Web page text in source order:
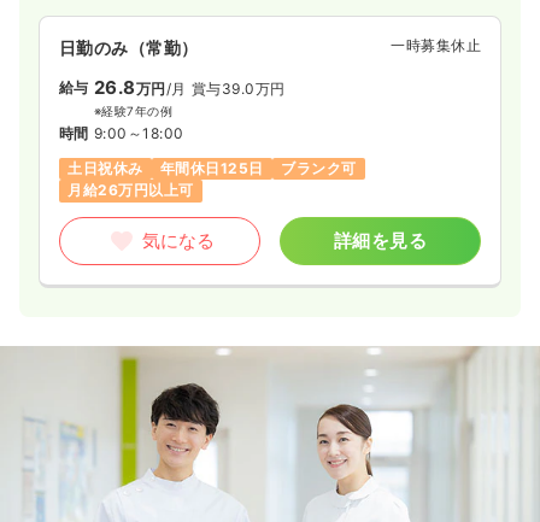
日勤のみ（常勤） 一時募集休止
給与 26.8万円 /月 賞与39.0万円
※経験7年の例
時間 9:00～18:00
土日祝休み
年間休日125日
ブランク可
月給26万円以上可
気になる 詳細を見る